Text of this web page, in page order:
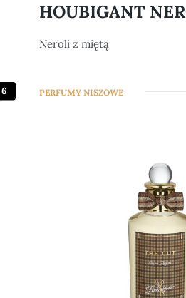
6
HOUBIGANT
Neroli z miętą
PERFUMY NISZOWE